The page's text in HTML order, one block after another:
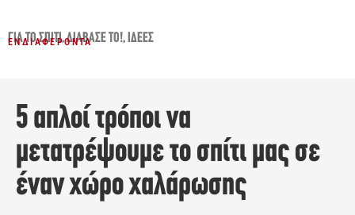
ΓΙΑ ΤΟ ΣΠΊΤΙ,ΔΙΆΒΑΣΈ ΤΟ!,ΙΔΈΕΣ
ΕΝΔΙΑΦΈΡΟΝΤΑ
5 απλοί τρόποι να
μετατρέψουμε το σπίτι μας σε
έναν χώρο χαλάρωσης